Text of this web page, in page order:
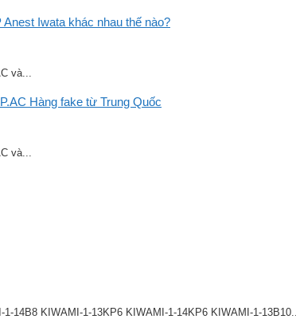
Iwata khác nhau thế nào?
và...
Hàng fake từ Trung Quốc
và...
KIWAMI-1-13KP6 KIWAMI-1-14KP6 KIWAMI-1-13B10...